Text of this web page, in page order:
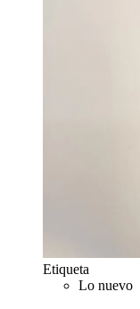
Etiqueta
Lo nuevo